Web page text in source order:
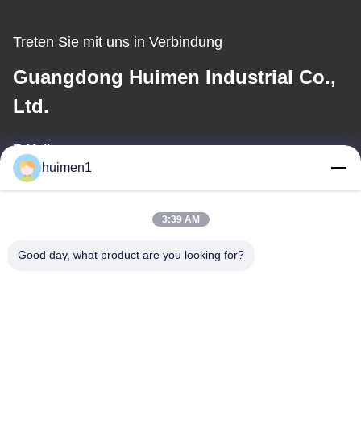
Treten Sie mit uns in Verbindung
Guangdong Huimen Industrial Co.,
Ltd.
E-Mail
huimen1
3:39 AM
Good day, what product are you looking for?